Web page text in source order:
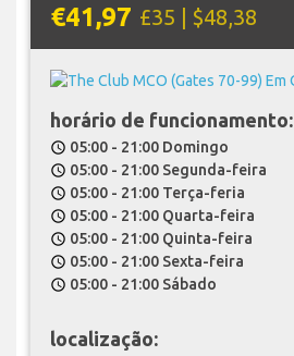
€41,97 £35 | $48,38
horário de funcionamento:
schedule 05:00 - 21:00 Domingo
schedule 05:00 - 21:00 Segunda-feira
schedule 05:00 - 21:00 Terça-feria
schedule 05:00 - 21:00 Quarta-feira
schedule 05:00 - 21:00 Quinta-feira
schedule 05:00 - 21:00 Sexta-feira
schedule 05:00 - 21:00 Sábado
localização: